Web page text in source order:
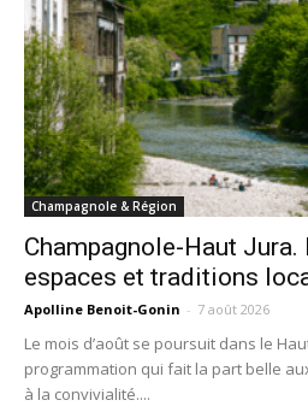
Champagnole & Région
Champagnole-Haut Jura.
espaces et traditions
Apolline Benoit-Gonin - 7 août 2026
Le mois d’août se poursuit dans le
programmation qui fait la part belle
à la convivialité....